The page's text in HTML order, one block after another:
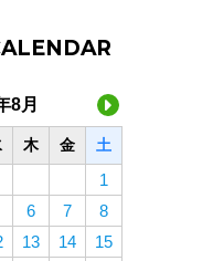
8月
木 金 土
1
6 7
8
13 14
15